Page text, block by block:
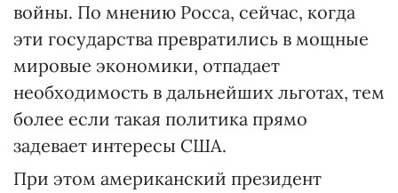
войны. По мнению Росса, сейчас, когда
эти государства превратились в мощные
мировые экономики, отпадает
необходимость в дальнейших льготах, тем
более если такая политика прямо
задевает интересы США.
При этом американский президент